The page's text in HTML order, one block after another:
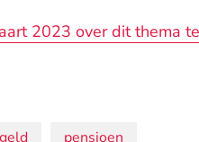
2023 over dit thema
geld pensioen